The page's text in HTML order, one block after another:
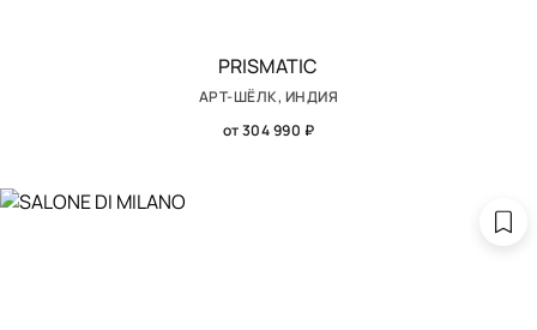
PRISMATIC
АРТ-ШЁЛК, ИНДИЯ
от 304 990 ₽